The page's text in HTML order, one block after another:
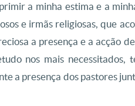
a minha estima e a
e irmãs religiosas, que
a presença e a acção
nos mais
a presença dos pastores